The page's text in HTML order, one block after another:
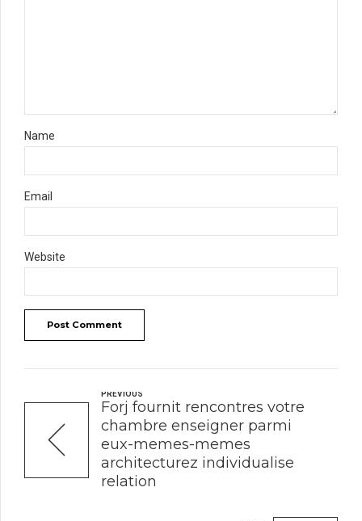
Name
Email
Website
Post Comment
PREVIOUS
Forj fournit rencontres votre
chambre enseigner parmi
eux-memes-memes
architecturez individualise
relation